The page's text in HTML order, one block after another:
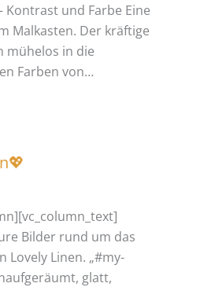
Kontrast und Farbe Eine
Malkasten. Der kräftige
mühelos in die
Farben von…
Bilder rund um das
Lovely Linen. „#my-
glatt,